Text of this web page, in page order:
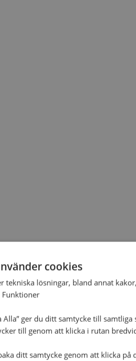
cookies
tekniska lösningar, bland annat
Funktioner
Alla” ger du ditt samtycke till
till genom att klicka i rutan
ditt samtycke genom att klicka på